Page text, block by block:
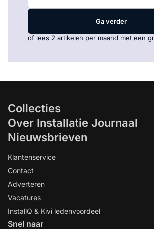
Ga verder
of lees 2 artikelen per maand met een
Collecties
Over Installatie Journaal
Nieuwsbrieven
Klantenservice
Contact
Adverteren
Vacatures
InstallQ & Kivi ledenvoordeel
Snel naar